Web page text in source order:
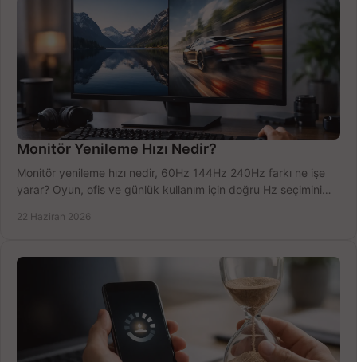
Monitör Yenileme Hızı Nedir?
Monitör yenileme hızı nedir, 60Hz 144Hz 240Hz farkı ne işe
yarar? Oyun, ofis ve günlük kullanım için doğru Hz seçimini
22 Haziran 2026